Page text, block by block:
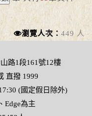
瀏覽人次： 449 人
路1段161號12樓
直撥 1999
(國定假日除外)
Edge為主